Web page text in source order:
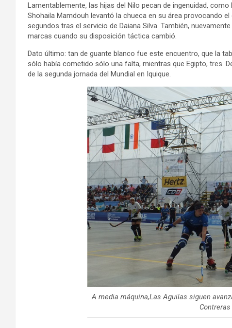
Lamentablemente, las hijas del Nilo pecan de ingenuidad,
Shohaila Mamdouh levantó la chueca en su área provocando
segundos tras el servicio de Daiana Silva. También,
marcas cuando su disposición táctica cambió.
Dato último: tan de guante blanco fue este encuentro, que la
sólo había cometido sólo una falta, mientras que Egipto, tres.
de la segunda jornada del Mundial en Iquique.
A media máquina,Las Aguilas siguen
Contreras